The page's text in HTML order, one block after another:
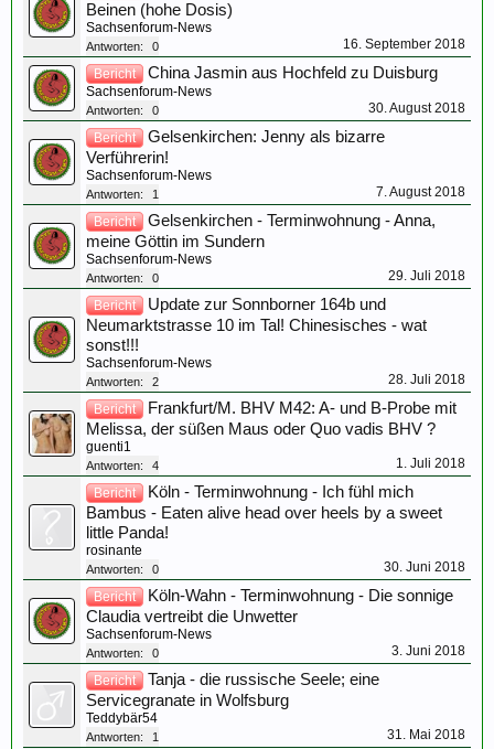
Beinen (hohe Dosis)
Sachsenforum-News
Antworten: 0 16. September 2018
Bericht China Jasmin aus Hochfeld zu Duisburg
Sachsenforum-News
Antworten: 0 30. August 2018
Bericht
Gelsenkirchen: Jenny als bizarre
Verführerin!
Sachsenforum-News
Antworten: 1 7. August 2018
Bericht
Gelsenkirchen - Terminwohnung - Anna,
meine Göttin im Sundern
Sachsenforum-News
Antworten: 0 29. Juli 2018
Bericht
Update zur Sonnborner 164b und
Neumarktstrasse 10 im Tal! Chinesisches - wat
sonst!!!
Sachsenforum-News
Antworten: 2 28. Juli 2018
Bericht
Frankfurt/M. BHV M42: A- und B-Probe mit
Melissa, der süßen Maus oder Quo vadis BHV ?
guenti1
Antworten: 4 1. Juli 2018
Bericht
Köln - Terminwohnung - Ich fühl mich
Bambus - Eaten alive head over heels by a sweet
little Panda!
rosinante
Antworten: 0 30. Juni 2018
Bericht
Köln-Wahn - Terminwohnung - Die sonnige
Claudia vertreibt die Unwetter
Sachsenforum-News
Antworten: 0 3. Juni 2018
Bericht
Tanja - die russische Seele; eine
Servicegranate in Wolfsburg
Teddybär54
Antworten: 1 31. Mai 2018